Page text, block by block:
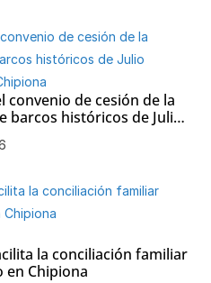
convenio de cesión de la
barcos históricos de Julio
Chipiona
la conciliación familiar
en Chipiona